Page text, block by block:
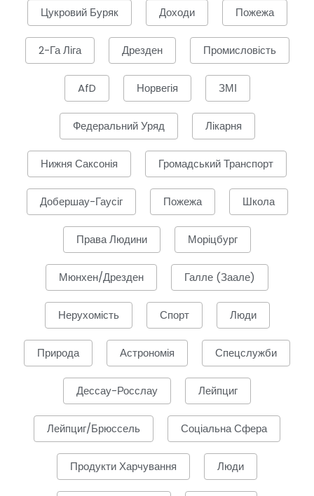
Цукровий Буряк Доходи Пожежа
2-Га Ліга Дрезден Промисловість
AfD Норвегія ЗМІ
Федеральний Уряд Лікарня
Нижня Саксонія Громадський Транспорт
Добершау-Гаусіг Пожежа Школа
Права Людини Моріцбург
Мюнхен/Дрезден Галле (Заале)
Нерухомість Спорт Люди
Природа Астрономія Спецслужби
Дессау-Росслау Лейпциг
Лейпциг/Брюссель Соціальна Сфера
Продукти Харчування Люди